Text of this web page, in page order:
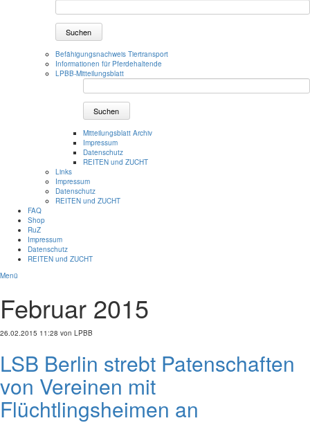
Suchen
Befähigungsnachweis Tiertransport
Informationen für Pferdehaltende
LPBB-Mitteilungsblatt
Suchen
Mitteilungsblatt Archiv
Impressum
Datenschutz
REITEN und ZUCHT
Links
Impressum
Datenschutz
REITEN und ZUCHT
FAQ
Shop
RuZ
Impressum
Datenschutz
REITEN und ZUCHT
Menü
Februar 2015
26.02.2015 11:28 von LPBB
LSB Berlin strebt Patenschaften
von Vereinen mit
Flüchtlingsheimen an